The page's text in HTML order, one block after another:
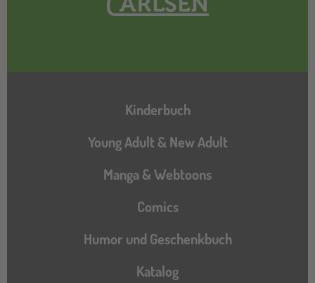
Hauptnavigation
Kinderbuch
Young Adult & New Adult
Manga & Webtoons
Comics
Humor und Geschenkbuch
Katalog
Katalog